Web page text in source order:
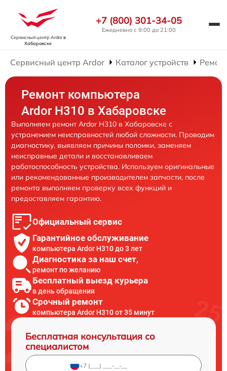
Сервисный центр Ardorв
Хабаровске
+7 (800) 301-34-05
Ежедневно с 9:00 до 21:00
Сервисный центр Ardor Каталог устройств
Ремонт компьютера
Ardor H310 в Хабаровске
Выполняем ремонт Ardor H310 в Хабаровске с
устранением неисправностей любой сложности. Проводим
диагностику, выявляем причины поломки, заменяем
неисправные детали и восстанавливаем
работоспособность устройства. Используем оригинальные
или рекомендованные производителем запчасти, после
ремонта выполняем проверку всех функций и
предоставляем гарантию.
Официальный сервис
Гарантийное обслуживание
компьютера Ardor H310 до 3 лет
Диагностика за наш счет,
ремонт по желанию
Бесплатный выезд курьера
в день обращения
Срочный ремонт
компьютера Ardor H310 от 35 минут
Бесплатная консультация со
специалистом